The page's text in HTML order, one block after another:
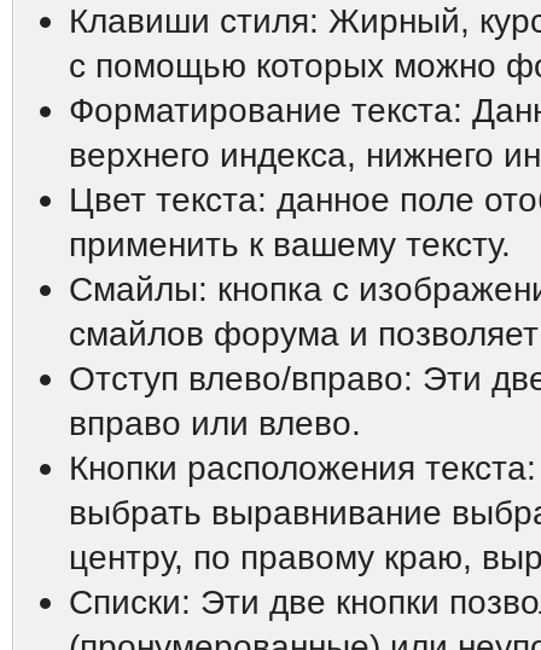
Клавиши стиля: Жирный,
с помощью которых можно
Форматирование текста:
верхнего индекса, нижнего
Цвет текста: данное поле
применить к вашему тексту.
Смайлы: кнопка с
смайлов форума и
Отступ влево/вправо: Эти
вправо или влево.
Кнопки расположения
выбрать выравнивание
центру, по правому краю,
Списки: Эти две кнопки